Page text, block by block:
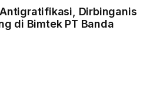
Dirbinganis
di Bimtek PT Banda